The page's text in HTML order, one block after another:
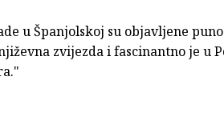
u Španjolskoj su objavljene
zvijezda i fascinantno je u